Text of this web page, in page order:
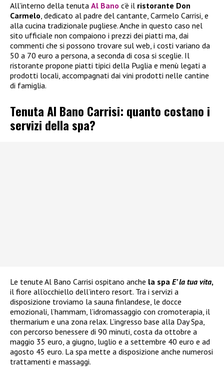
All’interno della tenuta Al Bano c’è il ristorante Don
Carmelo, dedicato al padre del cantante, Carmelo Carrisi, e
alla cucina tradizionale pugliese. Anche in questo caso nel
sito ufficiale non compaiono i prezzi dei piatti ma, dai
commenti che si possono trovare sul web, i costi variano da
50 a 70 euro a persona, a seconda di cosa si sceglie. Il
ristorante propone piatti tipici della Puglia e menù legati a
prodotti locali, accompagnati dai vini prodotti nelle cantine
di famiglia.
Tenuta Al Bano Carrisi: quanto costano i
servizi della spa?
Le tenute Al Bano Carrisi ospitano anche la spa E’ la tua vita,
il fiore all’occhiello dell’intero resort. Tra i servizi a
disposizione troviamo la sauna finlandese, le docce
emozionali, l’hammam, l’idromassaggio con cromoterapia, il
thermarium e una zona relax. L’ingresso base alla Day Spa,
con percorso benessere di 90 minuti, costa da ottobre a
maggio 35 euro, a giugno, luglio e a settembre 40 euro e ad
agosto 45 euro. La spa mette a disposizione anche numerosi
trattamenti e massaggi.